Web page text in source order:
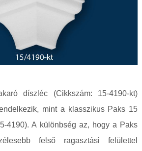
díszléc (Cikkszám: 15-4190-kt)
mint a klasszikus Paks 15
4190). A különbség az, hogy a Paks
felső ragasztási felülettel